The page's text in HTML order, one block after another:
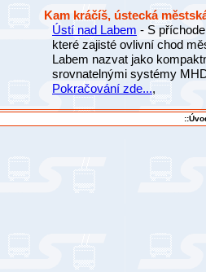
Kam kráčíš, ústecká
Ústí nad Labem - S
které zajisté ovlivní chod
Labem nazvat jako
srovnatelnými systémy
Pokračování zde...,